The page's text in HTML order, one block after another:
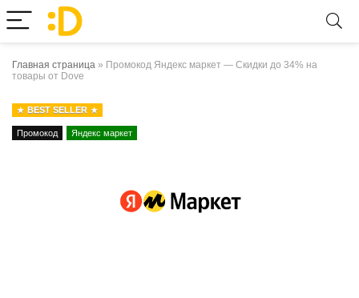
Главная страница » Промокод Яндекс маркет — Скидки до 34% на
товары от Dove
BEST SELLER
Промокод Яндекс маркет